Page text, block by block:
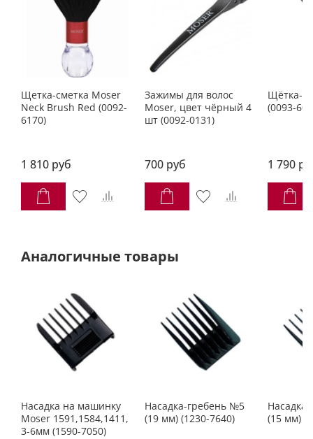
Щетка-сметка Moser
Neck Brush Red (0092-
6170)
1 810 руб
Зажимы для волос
Moser, цвет чёрный 4
шт (0092-0131)
700 руб
Щётка-
(0093-
1 790
Аналогичные товары
Насадка на машинку
Moser 1591,1584,1411,
3-6мм (1590-7050)
Насадка-гребень №5
(19 мм) (1230-7640)
(15 мм)